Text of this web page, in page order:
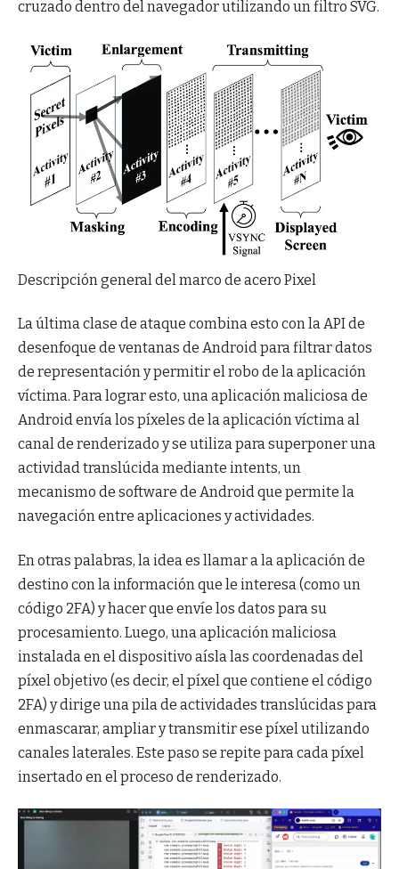
cruzado dentro del navegador utilizando un filtro SVG.
Descripción general del marco de acero Pixel
La última clase de ataque combina esto con la API de
desenfoque de ventanas de Android para filtrar datos
de representación y permitir el robo de la aplicación
víctima. Para lograr esto, una aplicación maliciosa de
Android envía los píxeles de la aplicación víctima al
canal de renderizado y se utiliza para superponer una
actividad translúcida mediante intents, un
mecanismo de software de Android que permite la
navegación entre aplicaciones y actividades.
En otras palabras, la idea es llamar a la aplicación de
destino con la información que le interesa (como un
código 2FA) y hacer que envíe los datos para su
procesamiento. Luego, una aplicación maliciosa
instalada en el dispositivo aísla las coordenadas del
píxel objetivo (es decir, el píxel que contiene el código
2FA) y dirige una pila de actividades translúcidas para
enmascarar, ampliar y transmitir ese píxel utilizando
canales laterales. Este paso se repite para cada píxel
insertado en el proceso de renderizado.